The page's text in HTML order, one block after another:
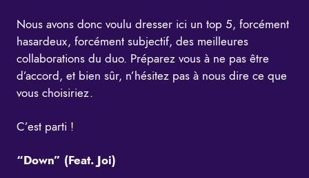
Nous avons donc voulu dresser ici un top 5, forcément
hasardeux, forcément subjectif, des meilleures
collaborations du duo. Préparez vous à ne pas être
d’accord, et bien sûr, n’hésitez pas à nous dire ce que
vous choisiriez.
C’est parti !
“Down” (Feat. Joi)